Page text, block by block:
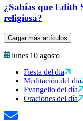
¿Sabías que Edith
religiosa?
Cargar más artículos
lunes 10 agosto
Fiesta del día
Meditación del día
Evangelio del día
Oraciones del día